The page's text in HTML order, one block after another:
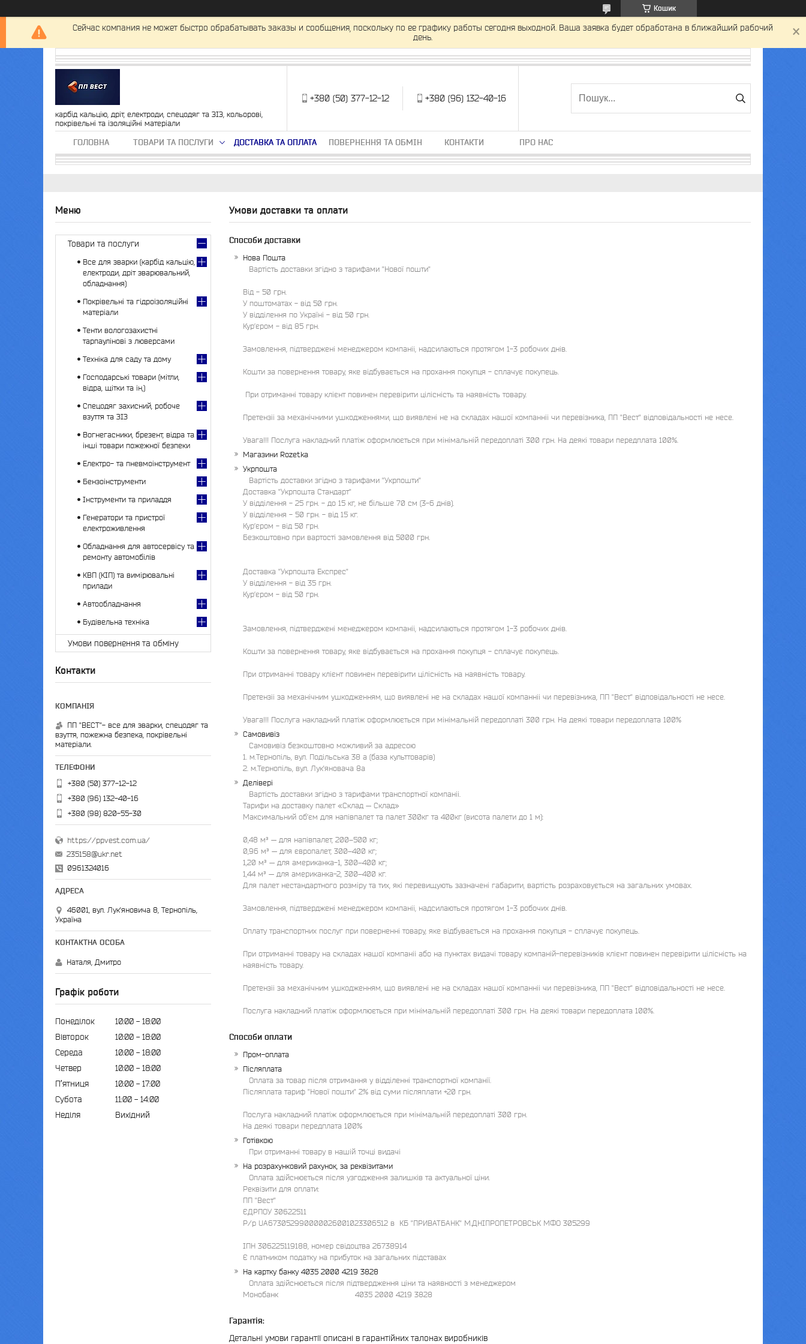
Кошик
Сейчас компания не может быстро обрабатывать заказы и сообщения, поскольку по ее графику работы сегодня выходной. Ваша заявка будет обработана в ближайший рабочий
день.
карбід кальцію, дріт, електроди, спецодяг та ЗІЗ, кольорові,
покрівельні та ізоляційні матеріали
+380 (50) 377-12-12 +380 (96) 132-40-16
ГОЛОВНА ТОВАРИ ТА ПОСЛУГИ ДОСТАВКА ТА ОПЛАТА ПОВЕРНЕННЯ ТА ОБМІН КОНТАКТИ ПРО НАС
Умови доставки та оплати
Способи доставки
Нова Пошта
Вартість доставки згідно з тарифами "Нової пошти"
Від - 50 грн.
У поштоматах - від 50 грн.
У відділення по Україні - від 50 грн.
Кур’єром - від 85 грн.
Замовлення, підтверджені менеджером компаніі, надсилаються протягом 1-3 робочих днів.
Кошти за повернення товару, яке відбувається на прохання покупця - сплачує покупець.
Претензіі за механічними ушкодженнями, що виявлені не на складах нашої компанніі чи перевізника, ПП "Вест" відповідальності не несе.
Увага!!! Послуга накладний платіж оформлюється при мінімальній передоплаті 300 грн. На деякі товари передплата 100%.
Магазини Rozetka
Укрпошта
Вартість доставки згідно з тарифами "Укрпошти"
Доставка "Укрпошта Стандарт"
У відділення - 25 грн. - до 15 кг, не більше 70 см (3-6 днів).
У відділення - 50 грн. - від 15 кг.
Кур’єром - від 50 грн.
Безкоштовно при вартості замовлення від 5000 грн.
Доставка "Укрпошта Експрес"
У відділення - від 35 грн.
Кур’єром - від 50 грн.
Замовлення, підтверджені менеджером компаніі, надсилаються протягом 1-3 робочих днів.
Кошти за повернення товару, яке відбувається на прохання покупця - сплачує покупець.
При отриманні товару клієнт повинен перевірити цілісність на наявність товару.
Претензіі за механічним ушкодженням, що виявлені не на складах нашої компанніі чи перевізника, ПП "Вест" відповідальності не несе.
Увага!!! Послуга накладний платіж оформлюється при мінімальній передоплаті 300 грн. На деякі товари передоплата 100%
Самовивіз
Самовивіз безкоштовно можливий за адресою
1. м.Тернопіль, вул. Подільська 38 а (база культтоварів)
2. м.Тернопіль, вул. Лук'яновача 8а
Делівері
Вартість доставки згідно з тарифами транспортної компаніі.
Тарифи на доставку палет «Склад — Склад»
Максимальний об’єм для напівпалет та палет 300кг та 400кг (висота палети до 1 м):
0,48 м³ — для напівпалет, 200–500 кг;
0,96 м³ — для європалет, 300–400 кг;
1,20 м³ — для американка-1, 300–400 кг;
1,44 м³ — для американка-2, 300–400 кг.
Для палет нестандартного розміру та тих, які перевищують зазначені габарити, вартість розраховується на загальних умовах.
Замовлення, підтверджені менеджером компаніі, надсилаються протягом 1-3 робочих днів.
Оплату транспортних послуг при поверненні товару, яке відбувається на прохання покупця - сплачує покупець.
При отриманні товару на складах нашої компаніі або на пунктах видачі товару компаній-перевізників клієнт повинен перевірити цілісність на
наявність товару.
Претензіі за механічним ушкодженням, що виявлені не на складах нашої компанніі чи перевізника, ПП "Вест" відповідальності не несе.
Послуга накладний платіж оформлюється при мінімальній передоплаті 300 грн. На деякі товари передоплата 100%.
Способи оплати
Пром-оплата
Післяплата
Оплата за товар після отримання у відділенні транспортної компанії.
Післяплата тариф "Нової пошти" 2% від суми післяплати +20 грн.
Послуга накладний платіж оформлюється при мінімальній передоплаті 300 грн.
На деякі товари передплата 100%
Готівкою
При отриманні товару в нашій точці видачі
На розрахунковий рахунок, за реквізитами
Оплата здійснюється після узгодження залишків та актуальної ціни.
Реквізити для оплати:
ПП "Вест"
ЄДРПОУ 30622511
Р/р UA673052990000026001023306512 в  КБ "ПРИВАТБАНК" М.ДНІПРОПЕТРОВСЬК МФО 305299
ІПН 306225119188, номер свідоцтва 26738914
Є платником податку на прибуток на загальних підставах
На картку банку 4035 2000 4219 3828
Оплата здійснюється після підтвердження ціни та наявності з менеджером
Монобанк                                4035 2000 4219 3828
Гарантія:
Детальні умови гарантії описані в гарантійних талонах виробників
Товари та послуги
Все для зварки (карбід кальцію,
електроди, дріт зварювальний,
обладнання)
Покрівельні та гідроізоляційні
матеріали
Тенти вологозахистні
тарпаулінові з люверсами
Техніка для саду та дому
Господарські товари (мітли,
відра, щітки та ін,)
Спецодяг захисний, робоче
взуття та ЗІЗ
Вогнегасники, брезент, відра та
інші товари пожежної безпеки
Електро- та пневмоінструмент
Бензоінструменти
Інструменти та приладдя
Генератори та пристрої
електроживлення
Обладнання для автосервісу та
ремонту автомобілів
КВП (КІП) та вимірювальні
прилади
Автообладнання
Будівельна техніка
Умови повернення та обміну
Контакти
ПП "ВЕСТ"- все для зварки, спецодяг та
взуття, пожежна безпека, покрівельні
матеріали.
+380 (50) 377-12-12
+380 (96) 132-40-16
+380 (98) 820-55-30
https://ppvest.com.ua/
235158@ukr.net
0961324016
46001, вул. Лук'яновича 8, Тернопіль,
Україна
Наталя, Дмитро
Графік роботи
Понеділок 10:00
18:00
Вівторок
10:00
18:00
Середа
10:00
18:00
Четвер
10:00
18:00
Пʼятниця
10:00
17:00
Субота
11:00
14:00
Неділя
Вихідний